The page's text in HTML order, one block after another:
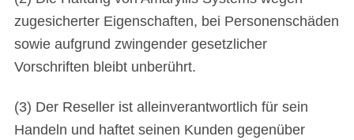
zugesicherter Eigenschaften, bei Personenschäden
sowie aufgrund zwingender gesetzlicher
Vorschriften bleibt unberührt.
(3) Der Reseller ist alleinverantwortlich für sein
Handeln und haftet seinen Kunden gegenüber